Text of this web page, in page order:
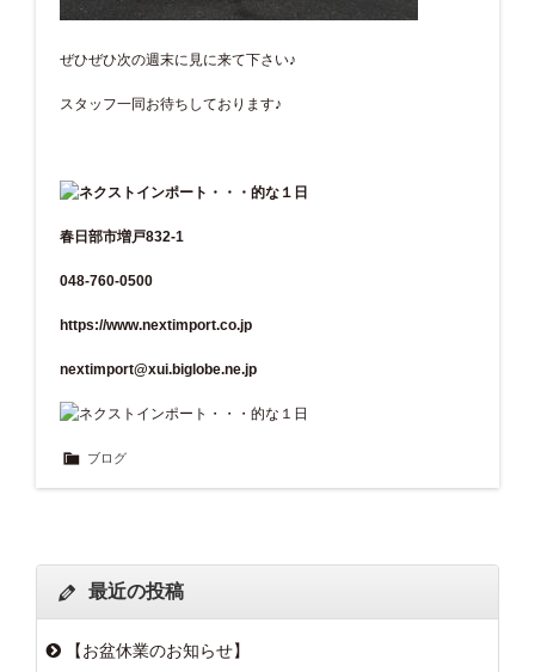
ぜひぜひ次の週末に見に来て下さい♪
スタッフ一同お待ちしております♪
春日部市増戸832-1
048-760-0500
https://www.nextimport.co.jp
nextimport@xui.biglobe.ne.jp
ブログ
最近の投稿
【お盆休業のお知らせ】